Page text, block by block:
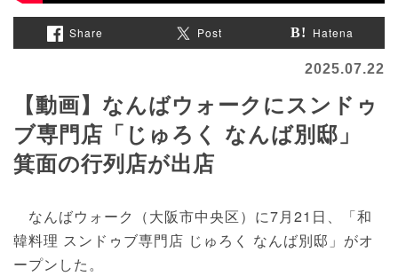
Share Post Hatena
2025.07.22
【動画】なんばウォークにスンドゥ
ブ専門店「じゅろく なんば別邸」
箕面の行列店が出店
なんばウォーク（大阪市中央区）に7月21日、「和
韓料理 スンドゥブ専門店 じゅろく なんば別邸」がオ
ープンした。